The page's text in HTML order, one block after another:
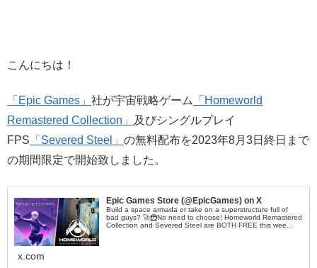
こんにちは！
「Epic Games」 社が宇宙戦略ゲーム
「Homeworld
Remastered Collection」
及びシングルプレイ
FPS 「Severed Steel」 の無料配布を2023年8月3日終日まで
の期間限定で開始致しました。
Epic Games Store (@EpicGames) on X
Build a space armada or take on a superstructure full of
bad guys? 🚀🦹No need to choose! Homeworld Remastered
Collection and Severed Steel are BOTH FREE this wee...
x.com